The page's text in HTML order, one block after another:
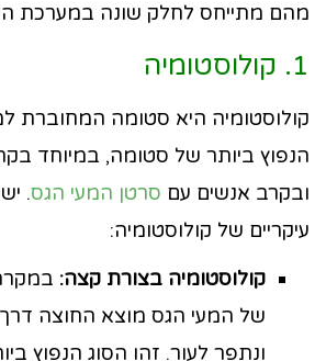
מהם מתייחס לחלק שונה במערכת
1. קולוסטומיה
קולוסטומיה היא סטומה המחוברת
הנפוץ ביותר של סטומה, במיוחד
ובקרב אנשים עם סרטן המעי הגס.
עיקריים של קולוסטומיה:
קולוסטומיה בצורת קצה:
של המעי הגס מוצא החוצה דרך
ונתפר לעור. זהו הסוג הנפוץ